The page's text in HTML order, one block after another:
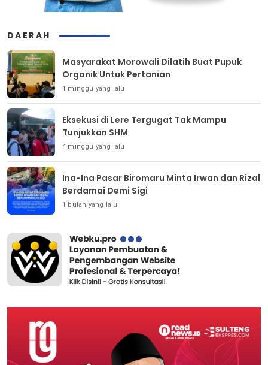
DAERAH
Masyarakat Morowali Dilatih Buat Pupuk
Organik Untuk Pertanian
1 minggu yang lalu
Eksekusi di Lere Tergugat Tak Mampu
Tunjukkan SHM
4 minggu yang lalu
Ina-Ina Pasar Biromaru Minta Irwan dan Rizal
Berdamai Demi Sigi
1 bulan yang lalu